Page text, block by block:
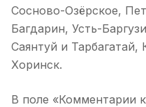
Сосново-Озёрское,
Багдарин, Усть-
Саянтуй и
Хоринск.
В поле «Комментарии